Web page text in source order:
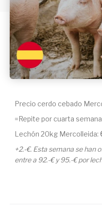
Precio cerdo cebado
=Repite por cuarta
Lechón 20kg Mercolleida:
+2.-€. Esta semana se han
entre a 92.-€ y 95.-€ por